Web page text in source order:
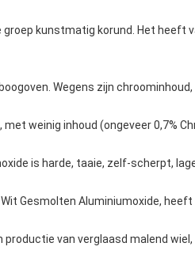
kunstmatig korund. Het heeft
Wegens zijn
met weinig inhoud (ongeveer 0,7%
is harde, taaie, zelf-scherpt,
Gesmolten Aluminiumoxide,
productie van verglaasd malend